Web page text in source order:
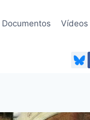
Documentos Vídeos